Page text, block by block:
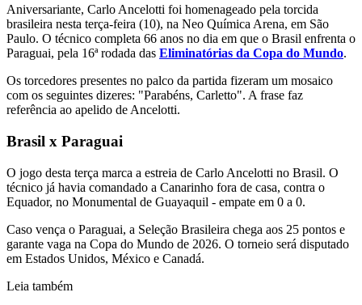
Aniversariante, Carlo Ancelotti foi homenageado pela torcida
brasileira nesta terça-feira (10), na Neo Química Arena, em São
Paulo. O técnico completa 66 anos no dia em que o Brasil enfrenta o
Paraguai, pela 16ª rodada das Eliminatórias da Copa do Mundo.
Os torcedores presentes no palco da partida fizeram um mosaico
com os seguintes dizeres: "Parabéns, Carletto". A frase faz
referência ao apelido de Ancelotti.
Brasil x Paraguai
O jogo desta terça marca a estreia de Carlo Ancelotti no Brasil. O
técnico já havia comandado a Canarinho fora de casa, contra o
Equador, no Monumental de Guayaquil - empate em 0 a 0.
Caso vença o Paraguai, a Seleção Brasileira chega aos 25 pontos e
garante vaga na Copa do Mundo de 2026. O torneio será disputado
em Estados Unidos, México e Canadá.
Leia também